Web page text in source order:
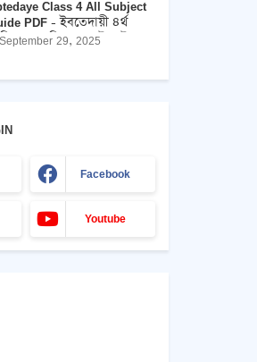
Class 4 All Subject
PDF - ইবতেদায়ী ৪র্থ
সকল বিষয়ের গাইডবই
September 29, 2025
Facebook
Youtube